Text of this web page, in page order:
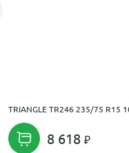
TRIANGLE TR246 235/75 R15
8 618